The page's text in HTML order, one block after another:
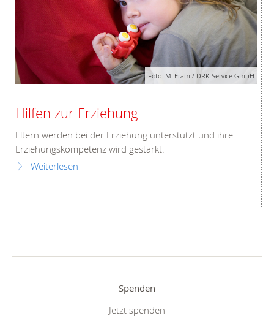
Foto: M. Eram / DRK-Service GmbH
Hilfen zur Erziehung
Eltern werden bei der Erziehung unterstützt und ihre
Erziehungskompetenz wird gestärkt.
Weiterlesen
Spenden
Jetzt spenden